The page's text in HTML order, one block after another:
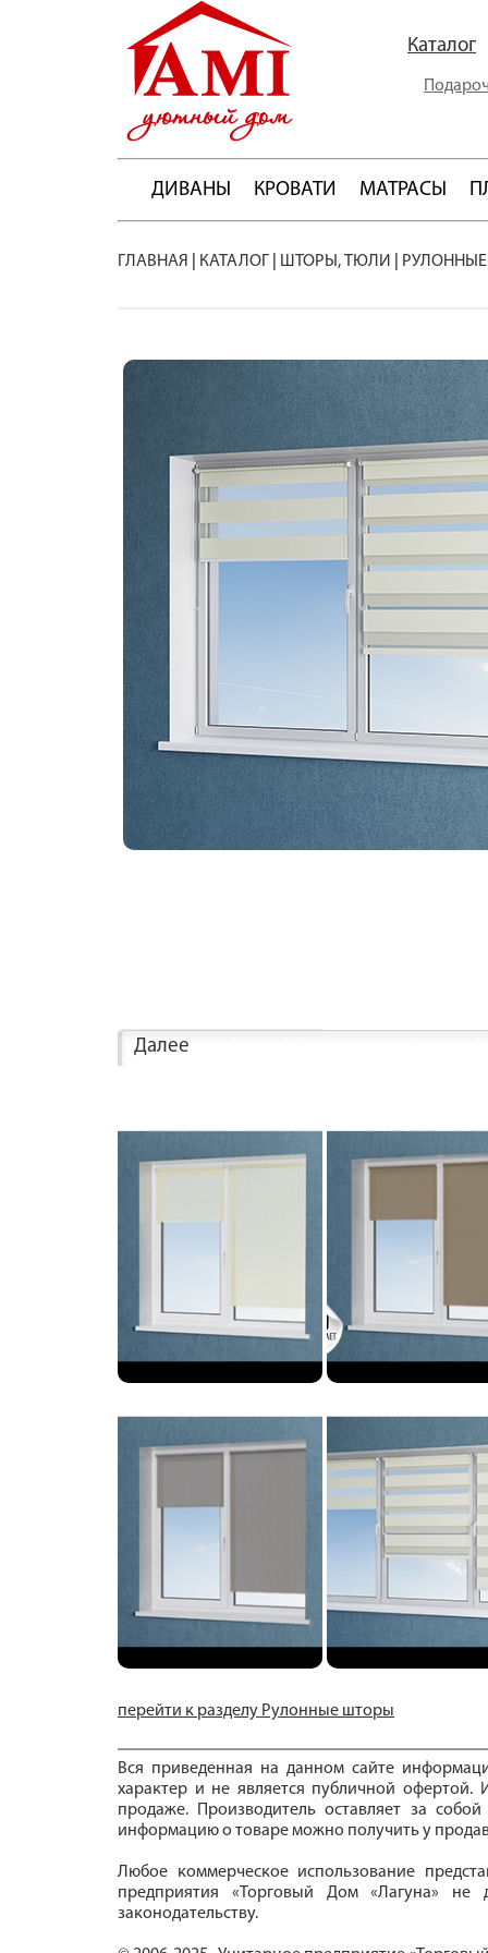
Каталог
ДИВАНЫ КРОВАТИ МАТРАСЫ
ГЛАВНАЯ КАТАЛОГ ШТОРЫ, ТЮЛИ
Далее
перейти к разделу Рулонные шторы
Вся приведенная на данном сайте
характер и не является публичной офертой.
продаже. Производитель оставляет за
информацию о товаре можно получить у
Любое коммерческое использование
предприятия «Торговый Дом «Лагуна» не
законодательству.